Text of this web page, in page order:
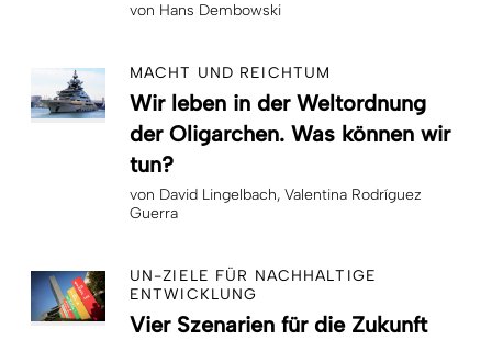
von Hans Dembowski
MACHT UND REICHTUM
Wir leben in der Weltordnung
der Oligarchen. Was können wir
tun?
von David Lingelbach Valentina Rodríguez
Guerra
UN-ZIELE FÜR NACHHALTIGE
ENTWICKLUNG
Vier Szenarien für die Zukunft